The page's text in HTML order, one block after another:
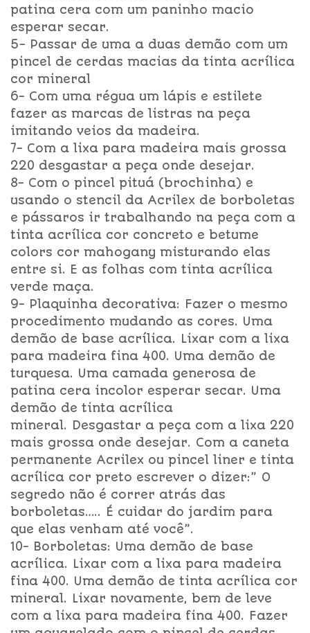
patina cera com um paninho macio
esperar secar.
5- Passar de uma a duas demão com um
pincel de cerdas macias da tinta acrílica
cor mineral
6- Com uma régua um lápis e estilete
fazer as marcas de listras na peça
imitando veios da madeira.
7- Com a lixa para madeira mais grossa
220 desgastar a peça onde desejar.
8- Com o pincel pituá (brochinha) e
usando o stencil da Acrilex de borboletas
e pássaros ir trabalhando na peça com a
tinta acrílica cor concreto e betume
colors cor mahogany misturando elas
entre si. E as folhas com tinta acrílica
verde maça.
9- Plaquinha decorativa: Fazer o mesmo
procedimento mudando as cores. Uma
demão de base acrílica. Lixar com a lixa
para madeira fina 400. Uma demão de
turquesa. Uma camada generosa de
patina cera incolor esperar secar. Uma
demão de tinta acrílica
mineral. Desgastar a peça com a lixa 220
mais grossa onde desejar. Com a caneta
permanente Acrilex ou pincel liner e tinta
acrílica cor preto escrever o dizer:” O
segredo não é correr atrás das
borboletas….. É cuidar do jardim para
que elas venham até você”.
10- Borboletas: Uma demão de base
acrílica. Lixar com a lixa para madeira
fina 400. Uma demão de tinta acrílica cor
mineral. Lixar novamente, bem de leve
com a lixa para madeira fina 400. Fazer